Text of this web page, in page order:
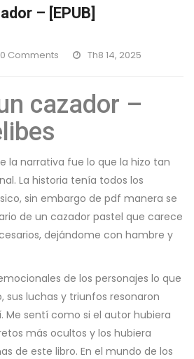
– [EPUB]
0 Comments Th8 14, 2025
cazador –
la narrativa fue lo que la hizo tan
La historia tenía todos los
sin embargo de pdf manera se
de un cazador pastel que carece
dejándome con hambre y
de los personajes lo que
luchas y triunfos resonaron
sentí como si el autor hubiera
más ocultos y los hubiera
de este libro. En el mundo de los